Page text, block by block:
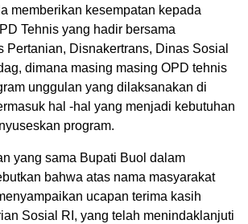
memberikan kesempatan kepada
Tehnis yang hadir bersama
Pertanian, Disnakertrans, Dinas Sosial
dimana masing masing OPD tehnis
unggulan yang dilaksanakan di
hal -hal yang menjadi kebutuhan
program.
yang sama Bupati Buol dalam
bahwa atas nama masyarakat
ucapan terima kasih
Sosial RI, yang telah menindaklanjuti